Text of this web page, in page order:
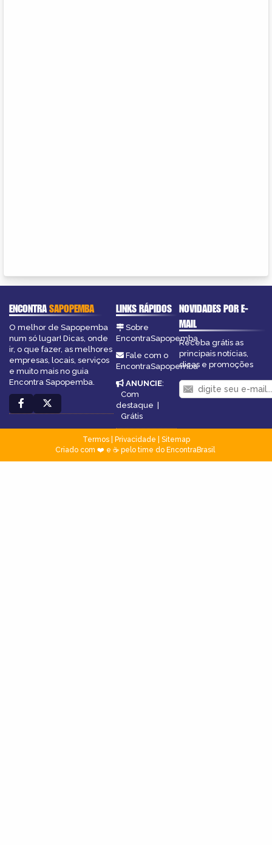
ENCONTRASAPOPEMBA
O melhor de Sapopemba
num só lugar! Dicas, onde
ir, o que fazer, as melhores
empresas, locais, serviços
e muito mais no guia
Encontra Sapopemba.
LINKS RÁPIDOS
Sobre
EncontraSapopemba
Fale com o
EncontraSapopemba
ANUNCIE:
Com
destaque
Grátis
NOVIDADES POR E-
MAIL
Receba grátis as
principais notícias,
dicas e promoções
Termos| Privacidade
Sitemap
Criado com ❤️ e ☕ pelo time do EncontraBrasil